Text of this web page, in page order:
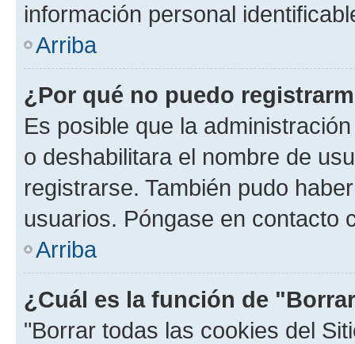
información personal
Arriba
¿Por qué no puedo
Es posible que la
o deshabilitara el nombre de
registrarse. También pudo
usuarios. Póngase en contacto
Arriba
¿Cuál es la función de
"Borrar todas las cookies del